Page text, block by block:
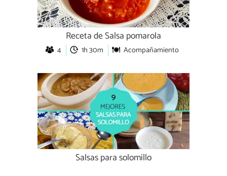
Receta de Salsa pomarola
4 1h 30m Acompañamiento
Salsas para solomillo